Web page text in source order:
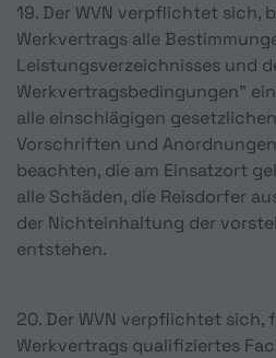
19. Der WVN verpflichtet sich,
Werkvertrags alle
Leistungsverzeichnisses und
Werkvertragsbedingungen"
alle einschlägigen
Vorschriften und
beachten, die am Einsatzort
alle Schäden, die Reisdorfer
der Nichteinhaltung der
entstehen.
20. Der WVN verpflichtet sich,
Werkvertrags qualifiziertes